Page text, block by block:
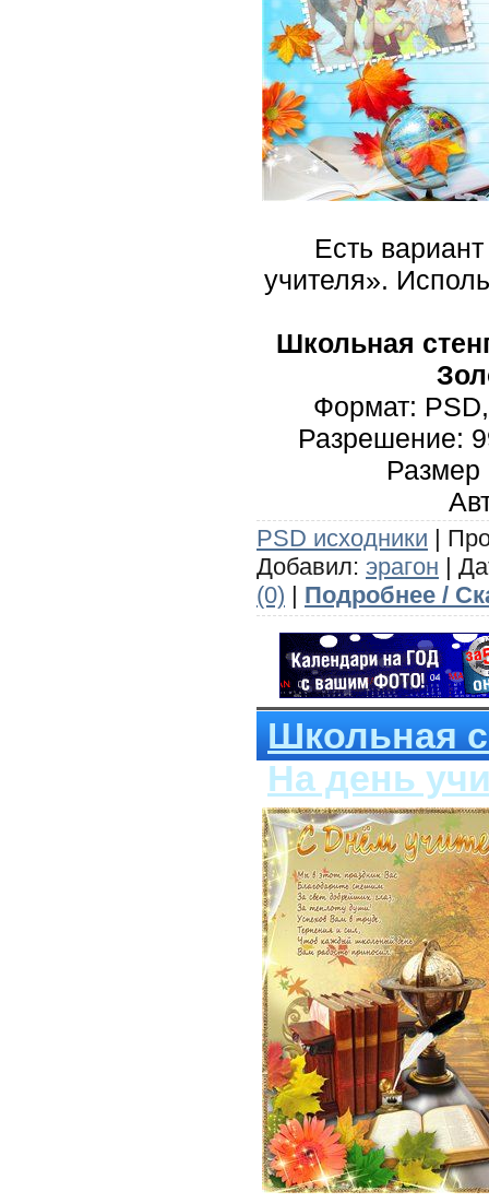
Есть
учителя».
Школьная
Формат:
Разрешение:
Размер
PSD исходники |
Добавил: эрагон |
(0) | Подробнее /
Школьная
На день